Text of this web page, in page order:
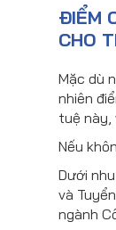
ĐIỂM
CHO
Mặc dù
nhiên
tuệ này,
Nếu
Dưới
và
ngành